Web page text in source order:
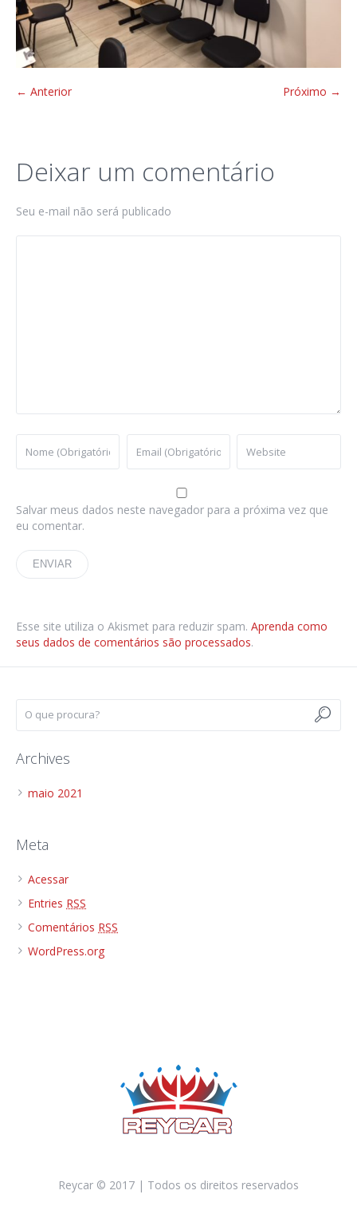
← Anterior Próximo →
Deixar um comentário
Seu e-mail não será publicado
Salvar meus dados neste navegador para a próxima vez que
eu comentar.
Esse site utiliza o Akismet para reduzir spam. Aprenda como
seus dados de comentários são processados.
Archives
maio 2021
Meta
Acessar
Entries RSS
Comentários RSS
WordPress.org
Reycar © 2017 | Todos os direitos reservados